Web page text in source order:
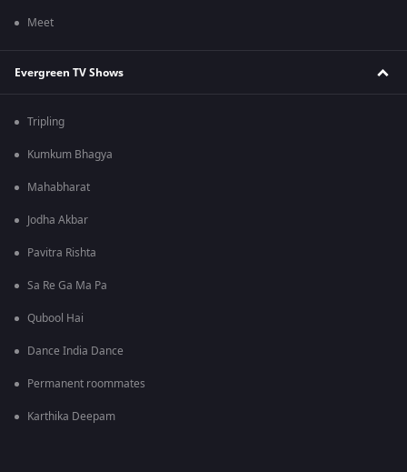
Meet
Evergreen TV Shows
Tripling
Kumkum Bhagya
Mahabharat
Jodha Akbar
Pavitra Rishta
Sa Re Ga Ma Pa
Qubool Hai
Dance India Dance
Permanent roommates
Karthika Deepam